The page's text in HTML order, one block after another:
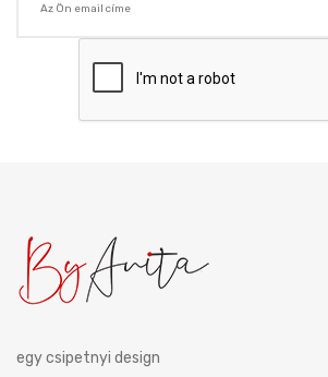
egy csipetnyi design